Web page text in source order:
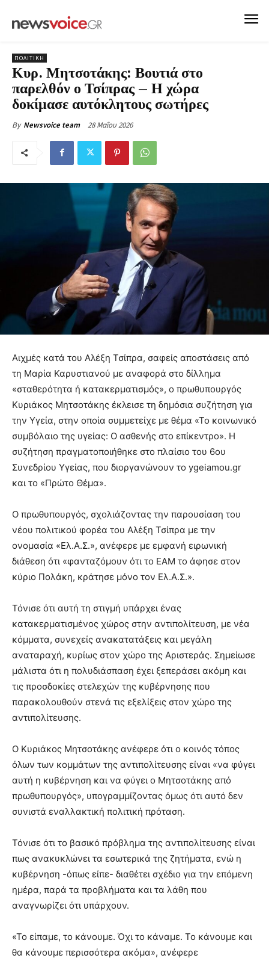
ΠΟΛΙΤΙΚΗ
Κυρ. Μητσοτάκης: Βουτιά στο
παρελθόν ο Τσίπρας – Η χώρα
δοκίμασε αυτόκλητους σωτήρες
By Newsvoice team 28 Μαΐου 2026
Αιχμές κατά του Αλέξη Τσίπρα, σαφείς αποστάσεις από
τη Μαρία Καρυστιανού με αναφορά στο δίλλημα
«σταθερότητα ή κατακερματισμός», ο πρωθυπουργός
Κυριάκος Μητσοτάκης έκλεισε τη δημόσια συζήτηση για
την Υγεία, στην οποία συμμετείχε με θέμα «Το κοινωνικό
συμβόλαιο της υγείας: Ο ασθενής στο επίκεντρο». Η
συζήτηση πραγματοποιήθηκε στο πλαίσιο του 6ου
Συνεδρίου Υγείας, που διοργανώνουν το ygeiamou.gr
και το «Πρώτο Θέμα».
Ο πρωθυπουργός, σχολιάζοντας την παρουσίαση του
νέου πολιτικού φορέα του Αλέξη Τσίπρα με την
ονομασία «Ελ.Α.Σ.», ανέφερε με εμφανή ειρωνική
διάθεση ότι «φανταζόμουν ότι το ΕΑΜ το άφησε στον
κύριο Πολάκη, κράτησε μόνο τον Ελ.Α.Σ.».
Τόνισε ότι αυτή τη στιγμή υπάρχει ένας
κατακερματισμένος χώρος στην αντιπολίτευση, με νέα
κόμματα, συνεχείς ανακατατάξεις και μεγάλη
αναταραχή, κυρίως στον χώρο της Αριστεράς. Σημείωσε
μάλιστα ότι η πολυδιάσπαση έχει ξεπεράσει ακόμη και
τις προσδοκίες στελεχών της κυβέρνησης που
παρακολουθούν στενά τις εξελίξεις στον χώρο της
αντιπολίτευσης.
Ο Κυριάκος Μητσοτάκης ανέφερε ότι ο κοινός τόπος
όλων των κομμάτων της αντιπολίτευσης είναι «να φύγει
αυτή η κυβέρνηση και να φύγει ο Μητσοτάκης από
πρωθυπουργός», υπογραμμίζοντας όμως ότι αυτό δεν
συνιστά εναλλακτική πολιτική πρόταση.
Τόνισε ότι το βασικό πρόβλημα της αντιπολίτευσης είναι
πως ανακυκλώνει τα εσωτερικά της ζητήματα, ενώ η
κυβέρνηση -όπως είπε- διαθέτει σχέδιο για την επόμενη
ημέρα, παρά τα προβλήματα και τα λάθη που
αναγνωρίζει ότι υπάρχουν.
«Το είπαμε, το κάνουμε. Όχι το κάναμε. Το κάνουμε και
θα κάνουμε περισσότερα ακόμα», ανέφερε